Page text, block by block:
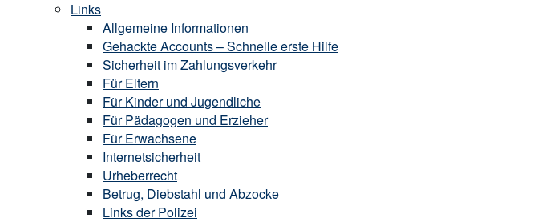
Links
Allgemeine Informationen
Gehackte Accounts – Schnelle erste Hilfe
Sicherheit im Zahlungsverkehr
Für Eltern
Für Kinder und Jugendliche
Für Pädagogen und Erzieher
Für Erwachsene
Internetsicherheit
Urheberrecht
Betrug, Diebstahl und Abzocke
Links der Polizei